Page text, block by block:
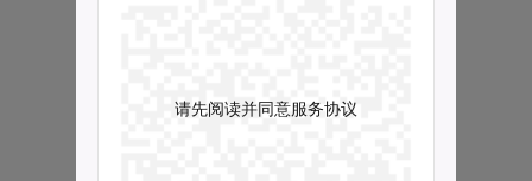
请先阅读并同意服务协议